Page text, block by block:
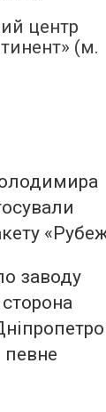
центр
(м.
заводу